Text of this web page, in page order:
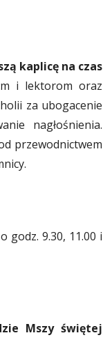
kaplicę na czas
i lektorom oraz
za ubogacenie
nagłośnienia.
przewodnictwem
godz. 9.30, 11.00 i
Mszy świętej